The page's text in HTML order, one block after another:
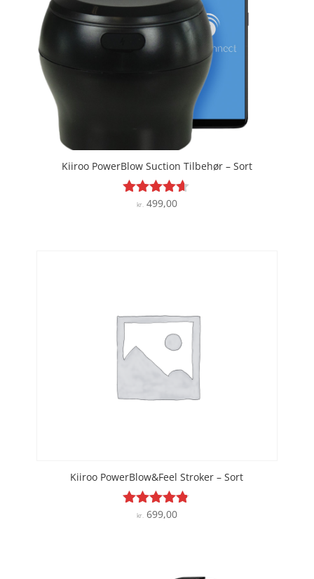
Kiiroo PowerBlow Suction Tilbehør – Sort
Vurderet
kr.499,00
Kiiroo PowerBlow&Feel Stroker – Sort
Vurderet
kr.699,00